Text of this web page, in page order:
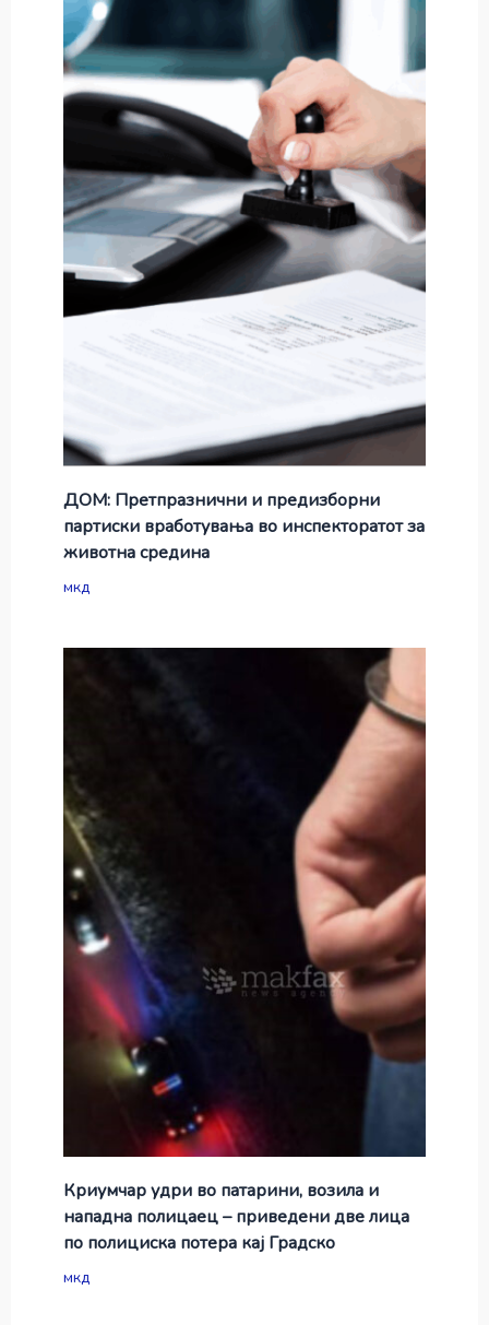
ДОМ: Претпразнични и предизборни
партиски вработувања во инспекторатот за
животна средина
мкд
Криумчар удри во патарини, возила и
нападна полицаец – приведени две лица
по полициска потера кај Градско
мкд